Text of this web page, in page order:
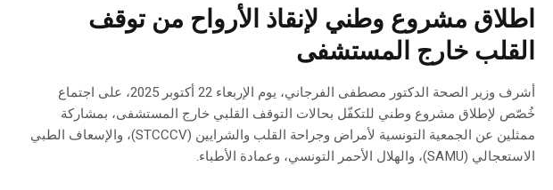
اطلاق مشروع وطني لإنقاذ الأرواح من توقف
القلب خارج المستشفى
أشرف وزير الصحة الدكتور مصطفى الفرجاني، يوم الإربعاء 22 أكتوبر 2025، على اجتماع
خُصّص لإطلاق مشروع وطني للتكفّل بحالات التوقف القلبي خارج المستشفى، بمشاركة
ممثلين عن الجمعية التونسية لأمراض وجراحة القلب والشرايين (STCCCV)، والإسعاف الطبي
الاستعجالي (SAMU)، والهلال الأحمر التونسي، وعمادة الأطباء.